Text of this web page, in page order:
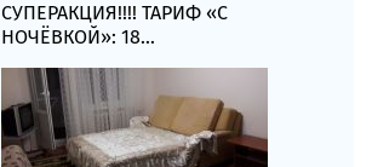
СУПЕРАКЦИЯ!!!! ТАРИФ «C
НОЧЁВКОЙ»: 18...